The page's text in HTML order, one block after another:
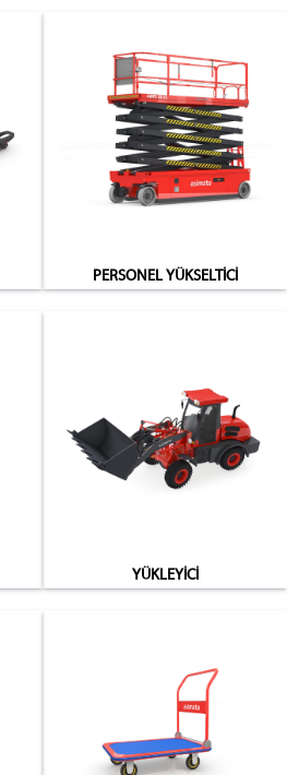
PERSONEL YÜKSELTİCİ
YÜKLEYİCİ